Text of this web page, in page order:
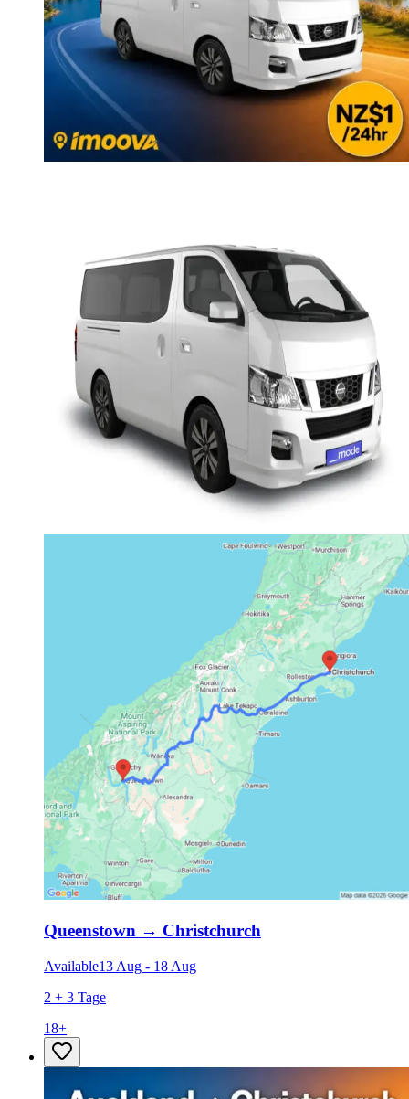
Queenstown → Christchurch
Available13 Aug - 18 Aug
2 + 3 Tage
18+